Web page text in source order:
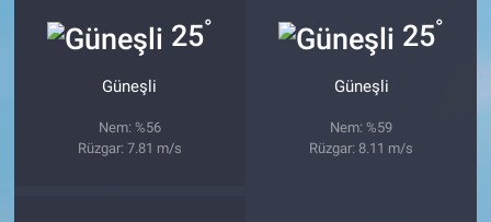
25°
Güneşli
Nem: %56
Rüzgar: 7.81 m/s
25°
Güneşli
Nem: %59
Rüzgar: 8.11 m/s